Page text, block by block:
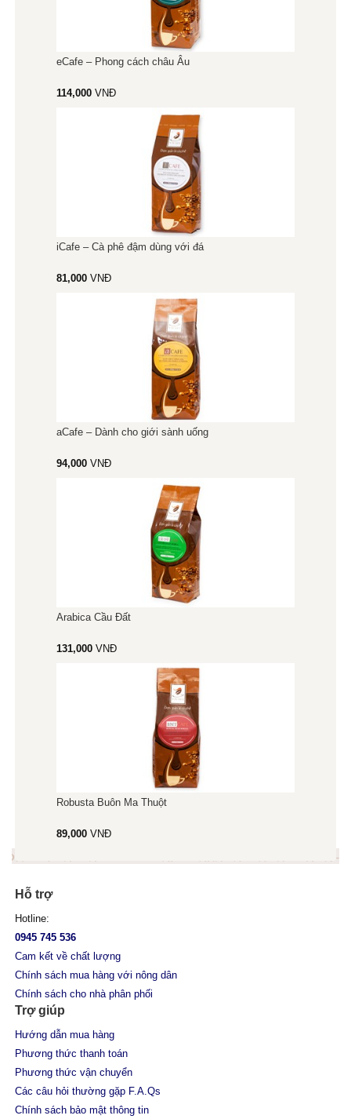
eCafe – Phong cách châu Âu
114,000 VNĐ
iCafe – Cà phê đậm dùng với đá
81,000 VNĐ
aCafe – Dành cho giới sành uống
94,000 VNĐ
Arabica Cầu Đất
131,000 VNĐ
Robusta Buôn Ma Thuột
89,000 VNĐ
Hỗ trợ
Hotline:
0945 745 536
Cam kết về chất lượng
Chính sách mua hàng với nông dân
Chính sách cho nhà phân phối
Trợ giúp
Hướng dẫn mua hàng
Phương thức thanh toán
Phương thức vận chuyển
Các câu hỏi thường gặp F.A.Qs
Chính sách bảo mật thông tin